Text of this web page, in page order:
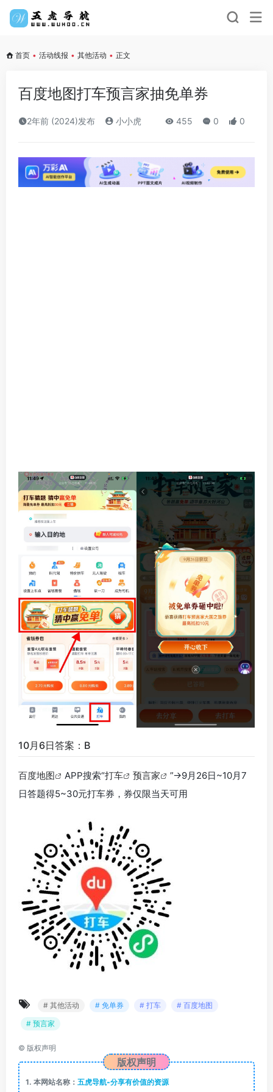
首页 • 活动线报 • 其他活动 • 正文
百度地图打车预言家抽免单券
2年前 (2024)发布 小小虎 455 0 0
10月6日答案：B
百度地图 APP搜索“打车 预言家
”->9月26日~10月7
日答题得5~30元打车券，券仅限当天可用
# 其他活动 # 免单券 # 打车
# 百度地图
# 预言家
© 版权声明
版权声明
1. 本网站名称： 五虎导航-分享有价值的资源